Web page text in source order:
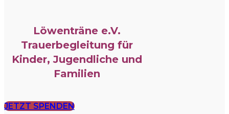
Löwenträne e.V.
Trauerbegleitung für
Kinder, Jugendliche und
Familien
JETZT SPENDEN